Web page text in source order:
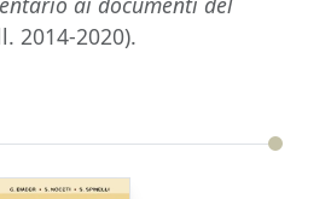
2014-2020).